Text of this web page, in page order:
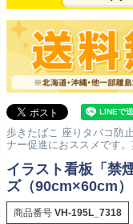
歩きたばこ 座りタバコ防
ナー促進におススメです
イラスト看板「禁
ズ（90cm×60cm
商品番号 VH-195L_7318